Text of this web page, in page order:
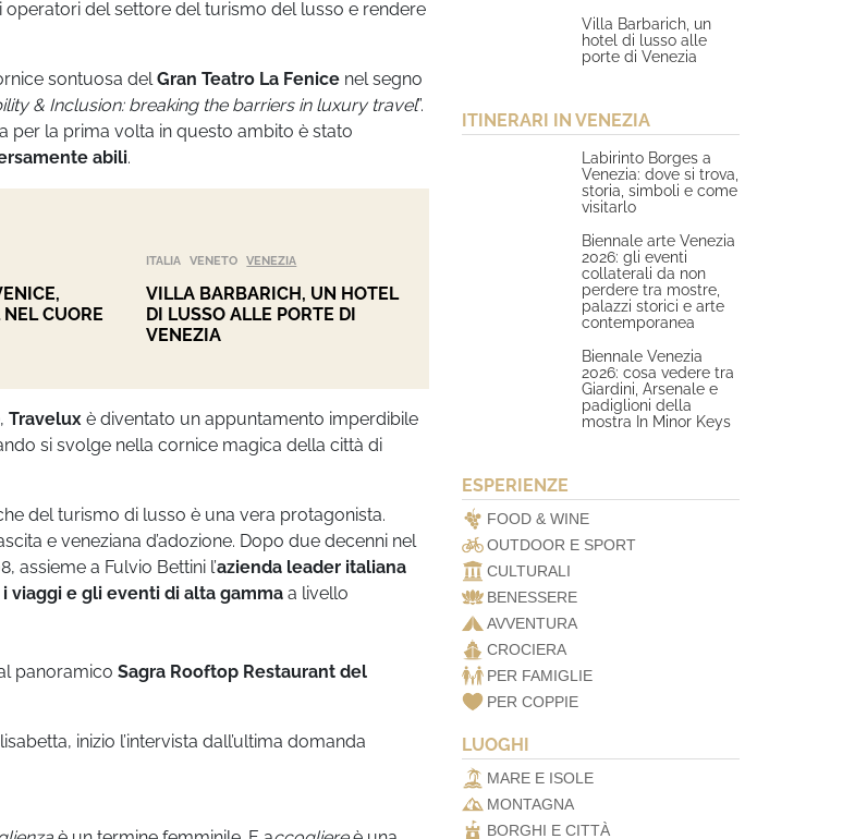
operatori del settore del turismo del lusso e rendere
sontuosa delGran Teatro La Fenice nel segno
& Inclusion: breaking the barriers in luxury travel”.
per la prima volta in questo ambito è stato
abili.
CUORE
ITALIA VENETO VENEZIA
VILLA BARBARICH, UN HOTEL
DI LUSSO ALLE PORTE DI
VENEZIA
Travelux è diventato un appuntamento imperdibile
si svolge nella cornice magica della città di
del turismo di lusso è una vera protagonista.
e veneziana d’adozione. Dopo due decenni nel
assieme a Fulvio Bettini l’azienda leader italiana
viaggi e gli eventi di alta gamma a livello
panoramico Sagra Rooftop Restaurant del
inizio l’intervista dall’ultima domanda
Villa Barbarich, un
hotel di lusso alle
porte di Venezia
ITINERARI IN VENEZIA
Labirinto Borges a
Venezia: dove si trova,
storia, simboli e come
visitarlo
Biennale arte Venezia
2026: gli eventi
collaterali da non
perdere tra mostre,
palazzi storici e arte
contemporanea
Biennale Venezia
2026: cosa vedere tra
Giardini, Arsenale e
padiglioni della
mostra In Minor Keys
ESPERIENZE
FOOD & WINE
OUTDOOR E SPORT
CULTURALI
BENESSERE
AVVENTURA
CROCIERA
PER FAMIGLIE
PER COPPIE
LUOGHI
MARE E ISOLE
MONTAGNA
BORGHI E CITTÀ